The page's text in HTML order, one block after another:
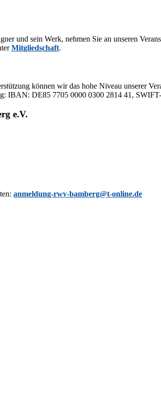
und sein Werk, neh­men Sie an un­se­ren
Mit­glied­schaft.
kön­nen wir das hohe Ni­veau un­se­rer
IBAN: DE85 7705 0000 0300 2814 41,
e.V.
anmeldung-rwv-bamberg@t-online.de